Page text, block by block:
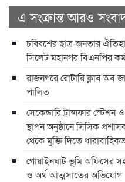
এ সংক্রান্ত আরও
চব্বিশের ছাত্র-জনতার
সিলেট মহানগর বিএনপির
রাজনগরে রোটারি ক্লাব অব
পালিত
সেকেন্ডারি ট্রান্সফার স্টেশন
স্থাপন অনুষ্ঠানে সিসিক
থেকে মুক্তি দিতে
গোয়াইনঘাট ভূমি অফিসের
ও অর্থ আত্মসাতের অভিযোগ